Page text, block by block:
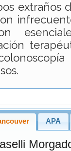
extraños
APA